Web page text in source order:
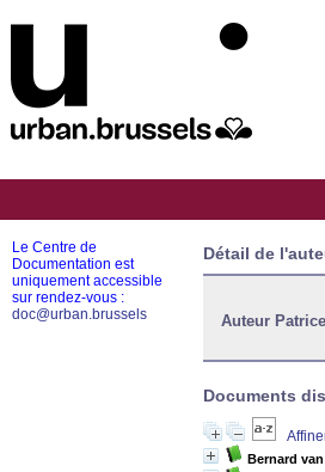
Détail de
Auteur
Documents
Bernard
Le Centre de
Documentation est
uniquement accessible
sur rendez-vous :
doc@urban.brussels